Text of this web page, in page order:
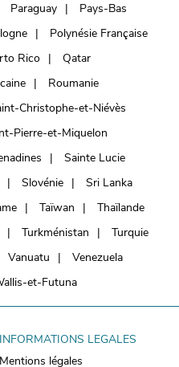
Paraguay
Pays-Bas
Polynésie Française
Rico
Qatar
Roumanie
Christophe-et-Niévès
Pierre-et-Miquelon
Sainte Lucie
Slovénie
Sri Lanka
Taïwan
Thaïlande
Turkménistan
Turquie
Vanuatu
Venezuela
et-Futuna
INFORMATIONS LEGALES
Mentions légales